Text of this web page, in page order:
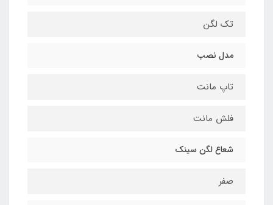
تک لگن
مدل نصب
تاپ مانت
فلش مانت
شعاع لگن سینک
صفر